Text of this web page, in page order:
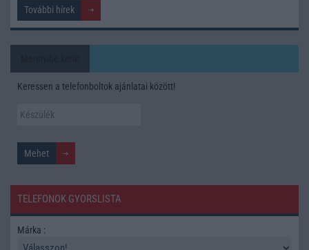
További hírek
Keressen a telefonboltok ajánlatai között!
TELEFONOK GYORSLISTA
Márka :